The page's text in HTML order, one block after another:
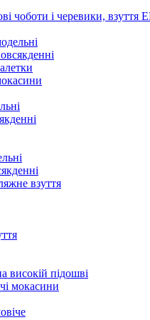
чоботи і черевики, взуття
взуття
високій підошві
мокасини